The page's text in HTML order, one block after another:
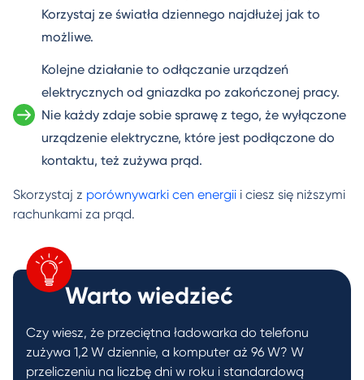
Korzystaj ze światła dziennego najdłużej jak to
możliwe.
Kolejne działanie to odłączanie urządzeń
elektrycznych od gniazdka po zakończonej pracy.
Nie każdy zdaje sobie sprawę z tego, że wyłączone
urządzenie elektryczne, które jest podłączone do
kontaktu, też zużywa prąd.
Skorzystaj z porównywarki cen energii i ciesz się niższymi
rachunkami za prąd.
Warto wiedzieć
Czy wiesz, że przeciętna ładowarka do telefonu
zużywa 1,2 W dziennie, a komputer aż 96 W? W
przeliczeniu na liczbę dni w roku i standardową